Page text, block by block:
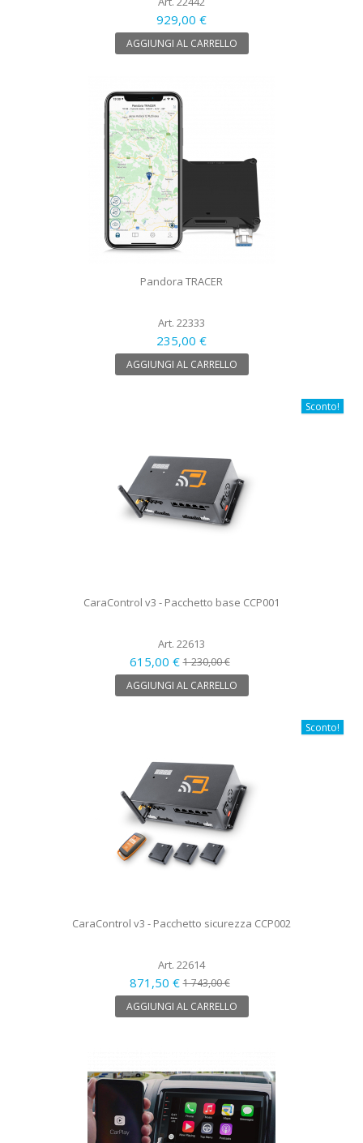
929,00 €
AGGIUNGI AL CARRELLO
Pandora TRACER
Art. 22333
235,00 €
AGGIUNGI AL CARRELLO
Sconto!
CaraControl v3 - Pacchetto base CCP001
Art. 22613
615,00 €1 230,00 €
AGGIUNGI AL CARRELLO
Sconto!
CaraControl v3 - Pacchetto sicurezza CCP002
Art. 22614
871,50 €1 743,00 €
AGGIUNGI AL CARRELLO